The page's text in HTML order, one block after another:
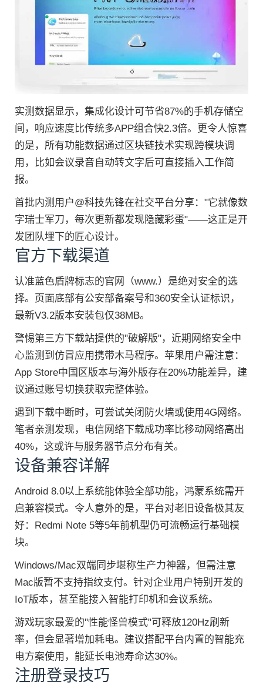
实测数据显示，集成化设计可节省87%的手机存储空
间，响应速度比传统多APP组合快2.3倍。更令人惊喜
的是，所有功能数据通过区块链技术实现跨模块调
用，比如会议录音自动转文字后可直接插入工作简
报。
首批内测用户@科技先锋在社交平台分享："它就像数
字瑞士军刀，每次更新都发现隐藏彩蛋"——这正是开
发团队埋下的匠心设计。
官方下载渠道
认准蓝色盾牌标志的官网（www.）是绝对安全的选
择。页面底部有公安部备案号和360安全认证标识，
最新V3.2版本安装包仅38MB。
警惕第三方下载站提供的"破解版"，近期网络安全中
心监测到仿冒应用携带木马程序。苹果用户需注意：
App Store中国区版本与海外版存在20%功能差异，建
议通过账号切换获取完整体验。
遇到下载中断时，可尝试关闭防火墙或使用4G网络。
笔者亲测发现，电信网络下载成功率比移动网络高出
40%，这或许与服务器节点分布有关。
设备兼容详解
Android 8.0以上系统能体验全部功能，鸿蒙系统需开
启兼容模式。令人意外的是，平台对老旧设备极其友
好：Redmi Note 5等5年前机型仍可流畅运行基础模
块。
Windows/Mac双端同步堪称生产力神器，但需注意
Mac版暂不支持指纹支付。针对企业用户特别开发的
IoT版本，甚至能接入智能打印机和会议系统。
游戏玩家最爱的"性能怪兽模式"可释放120Hz刷新
率，但会显著增加耗电。建议搭配平台内置的智能充
电方案使用，能延长电池寿命达30%。
注册登录技巧